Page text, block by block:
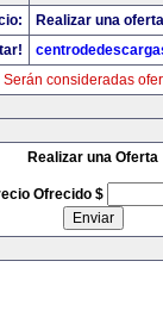
Realizar una
Serán consideradas
Realizar una Oferta
Ofrecido $